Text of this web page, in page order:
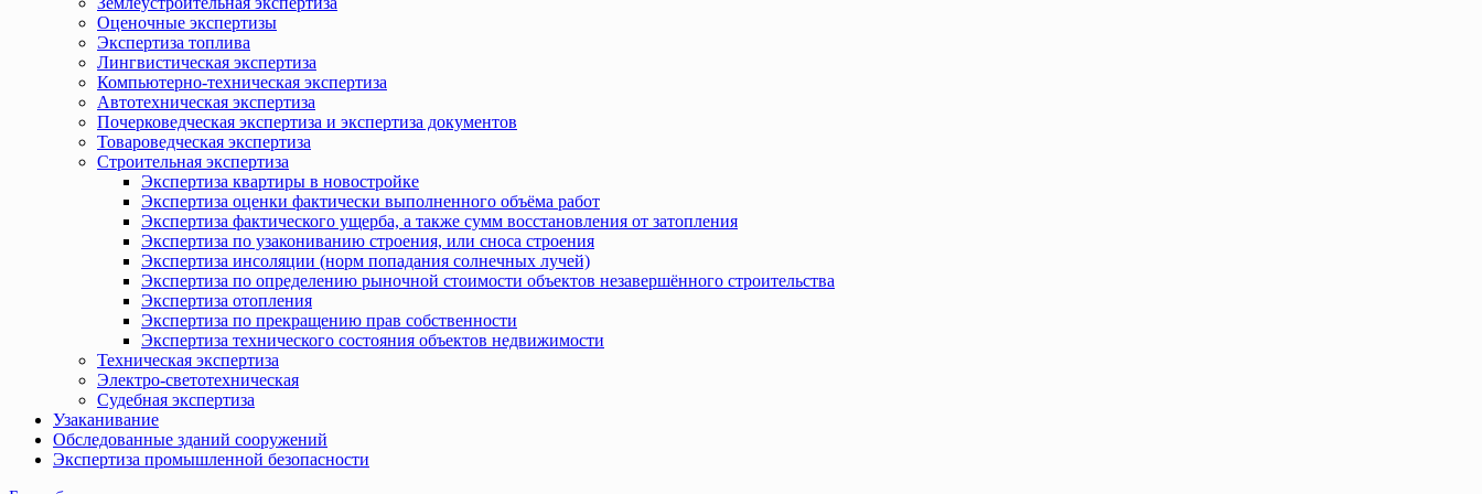
Оценочные экспертизы
Экспертиза топлива
Лингвистическая экспертиза
Компьютерно-техническая экспертиза
Автотехническая экспертиза
Почерковедческая экспертиза и экспертиза документов
Товароведческая экспертиза
Строительная экспертиза
Экспертиза квартиры в новостройке
Экспертиза оценки фактически выполненного объёма работ
Экспертиза фактического ущерба, а также сумм восстановления от затопления
Экспертиза по узакониванию строения, или сноса строения
Экспертиза инсоляции (норм попадания солнечных лучей)
Экспертиза по определению рыночной стоимости объектов незавершённого строительства
Экспертиза отопления
Экспертиза по прекращению прав собственности
Экспертиза технического состояния объектов недвижимости
Техническая экспертиза
Электро-светотехническая
Судебная экспертиза
Узаканивание
Обследованные зданий сооружений
Экспертиза промышленной безопасности